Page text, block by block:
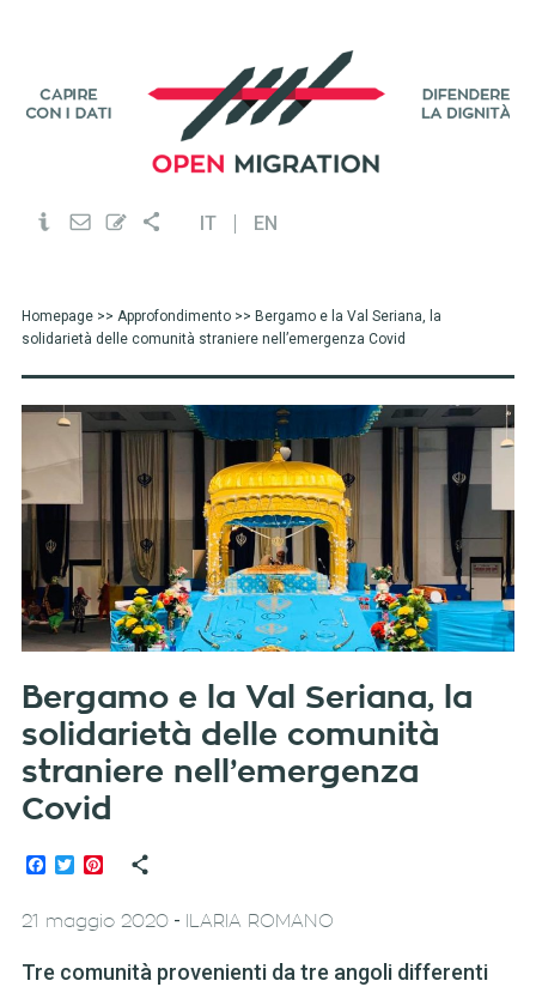
IT EN
Homepage>> Approfondimento>> Bergamo e la Val Seriana, la
solidarietà delle comunità straniere nell’emergenza Covid
Bergamo e la Val Seriana, la
solidarietà delle comunità
straniere nell’emergenza
Covid
Facebook
TwitterPinterest
21 maggio 2020- ILARIA ROMANO
Tre comunità provenienti da tre angoli differenti